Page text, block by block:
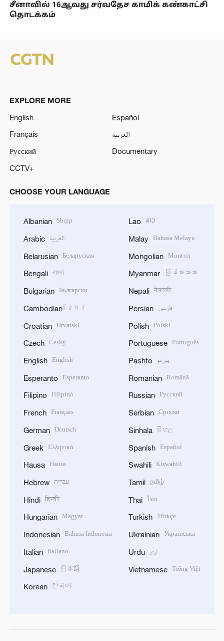
சீனாவில் 16ஆவது சர்வதேச காமிக் கண்காட்சி
தொடக்கம்
EXPLORE MORE
English
Español
Français
العربية
Русский
Documentary
CCTV+
CHOOSE YOUR LANGUAGE
Albanian Shqip
Arabic العربية
Belarusian Беларуская
Bengali বাংলা
Bulgarian Български
Cambodian ខ្មែរ
Croatian Hrvatski
Czech Český
English English
Esperanto Esperanto
Filipino Filipino
French Français
German Deutsch
Greek Ελληνικά
Hausa Hausa
Hebrew עברית
Hindi हिन्दी
Hungarian Magyar
Indonesian Bahasa Indonesia
Italian Italiano
Japanese 日本語
Korean 한국어
Lao ລາວ
Malay Bahasa Melayu
Mongolian Монгол
Myanmar မြန်မာဘာသာ
Nepali नेपाली
Persian فارسی
Polish Polski
Portuguese Português
Pashto پښتو
Romanian Română
Russian Русский
Serbian Српски
Sinhala සිංහල
Spanish Español
Swahili Kiswahili
Tamil தமிழ்
Thai ไทย
Turkish Türkçe
Ukrainian Українська
Urdu اردو
Vietnamese Tiếng Việt